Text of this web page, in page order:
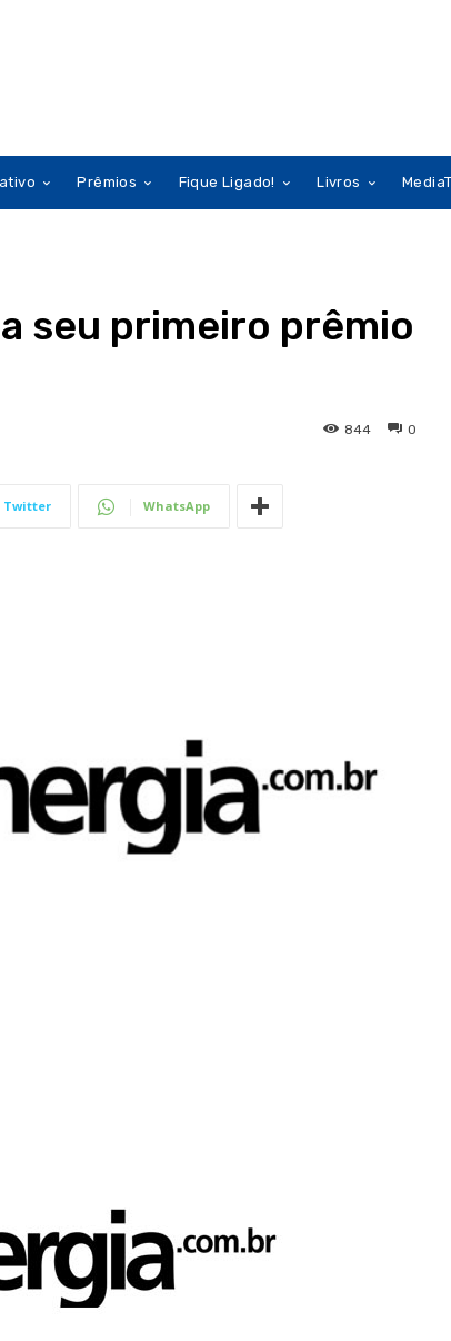
Prêmios Fique Ligado! Livros
seu primeiro prêmio
0
844
Twitter WhatsApp